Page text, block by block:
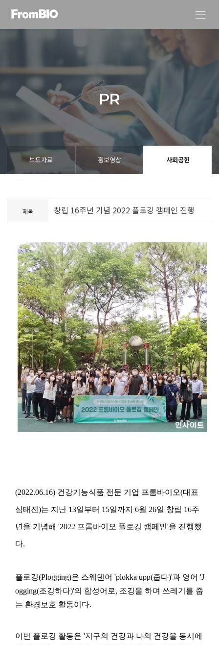
PR
보도자료 홍보영상 사회공헌
제목 창립 16주년 기념 2022 플로깅 캠페인 진행
(2022.06.16) 건강기능식품 전문 기업 프롬바이오(대표
심태진)는 지난 13일부터 15일까지 6월 26일 창립 16주
년을 기념해 '2022 프롬바이오 플로깅 캠페인'을 진행했
다.
플로깅(Plogging)은 스웨덴어 'plokka upp(줍다)'과 영어 'J
ogging(조깅하다)'의 합성어로, 조깅을 하며 쓰레기를 줍
는 환경보호 활동이다.
이번 플로깅 활동은 '지구의 건강과 나의 건강을 동시에